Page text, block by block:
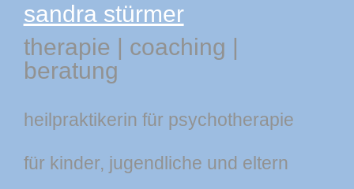
sandra stürmer
therapie
coaching
beratung
heilpraktikerin für psychotherapie
für kinder, jugendliche und eltern